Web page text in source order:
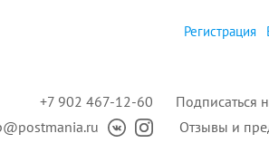
Регистрация
Подписаться
Отзывы и
+7 902 467-12-60